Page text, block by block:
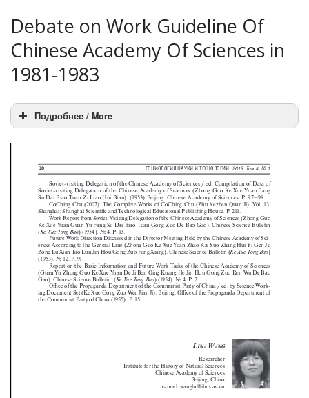
Debate on Work Guideline Of
Chinese Academy Of Sciences in
1981-1983
Подробнее / More